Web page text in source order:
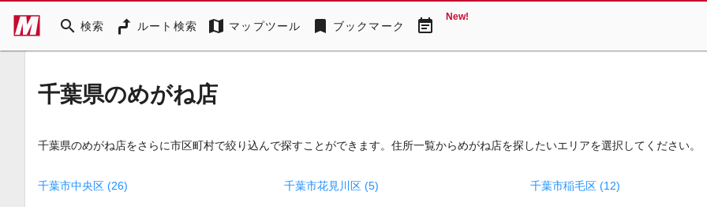
search 検索 ルート検索 map マップツール bookmark ブックマーク event_note New!
千葉県のめがね店
千葉県のめがね店をさらに市区町村で絞り込んで探すことができます。住所一覧からめがね店を探したいエリアを選択してください。
千葉市中央区 (26) 千葉市花見川区 (5) 千葉市稲毛区 (12)